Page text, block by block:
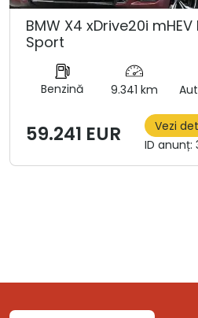
BMW X4 xDrive20i mHEV
Sport
Benzină 9.341 km
59.241 EUR
Vezi
ID anunț: